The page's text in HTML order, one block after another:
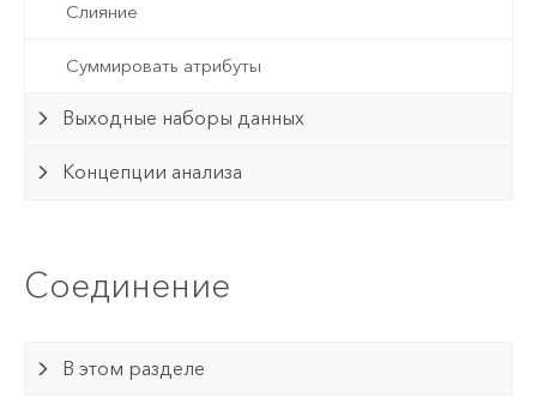
Слияние
Суммировать атрибуты
Выходные наборы данных
Концепции анализа
Соединение
В этом разделе